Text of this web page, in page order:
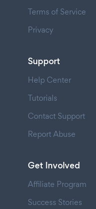
Terms of Service
Privacy
Support
Help Center
Tutorials
Contact Support
Report Abuse
Get Involved
Affiliate Program
Success Stories